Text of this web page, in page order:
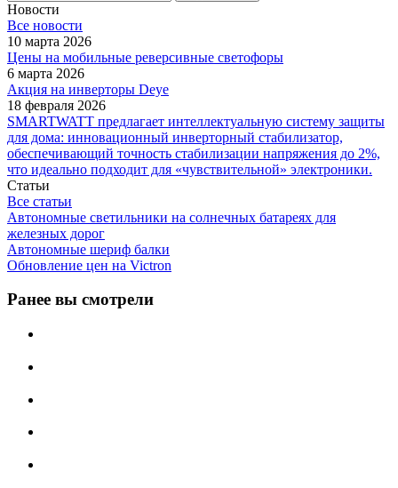
Новости
Все новости
10 марта 2026
Цены на мобильные реверсивные светофоры
6 марта 2026
Акция на инверторы Deye
18 февраля 2026
SMARTWATT предлагает интеллектуальную систему защиты
для дома: инновационный инверторный стабилизатор,
обеспечивающий точность стабилизации напряжения до 2%,
что идеально подходит для «чувствительной» электроники.
Статьи
Все статьи
Автономные светильники на солнечных батареях для
железных дорог
Автономные шериф балки
Обновление цен на Victron
Ранее вы смотрели